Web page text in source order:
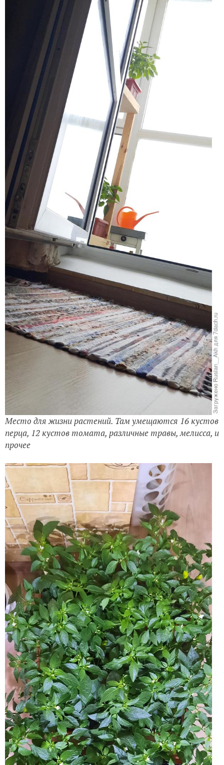
Место для жизни растений. Там умещаются 16 кустов
перца, 12 кустов томата, различные травы, мелисса, и
прочее